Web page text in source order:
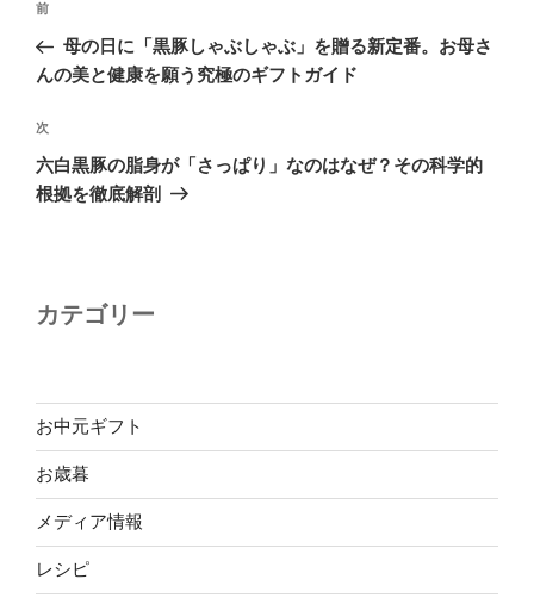
ナ
ゲ
ー
シ
前
の
投
前
母の日に「黒豚しゃぶしゃぶ」を贈る新定番。お母さ
んの美と健康を願う究極のギフトガイド
次
の
投
次
六白黒豚の脂身が「さっぱり」なのはなぜ？その科学的
根拠を徹底解剖
カテゴリー
お中元ギフト
お歳暮
メディア情報
レシピ